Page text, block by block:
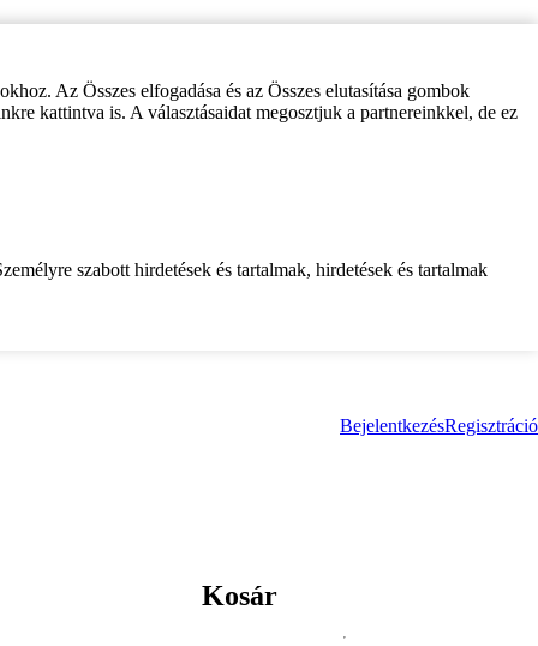
Az Összes elfogadása és az Összes elutasítása gombok
kattintva is. A választásaidat megosztjuk a partnereinkkel, de ez
szabott hirdetések és tartalmak, hirdetések és tartalmak
BejelentkezésRegisztráció
Kosár